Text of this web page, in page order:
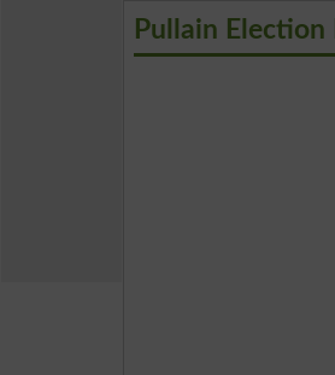
Pullain Election